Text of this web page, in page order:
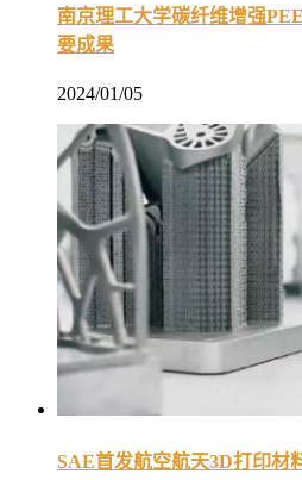
南京理工大学碳纤维增强
要成果
2024/01/05
SAE首发航空航天3D打印材